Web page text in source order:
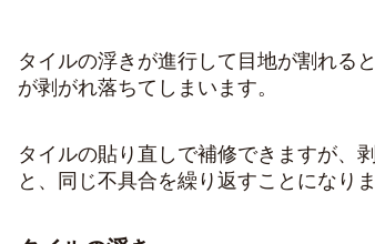
タイルの浮きが進行して目地が割れる
が剥がれ落ちてしまいます。
タイルの貼り直しで補修できますが、
と、同じ不具合を繰り返すことになり